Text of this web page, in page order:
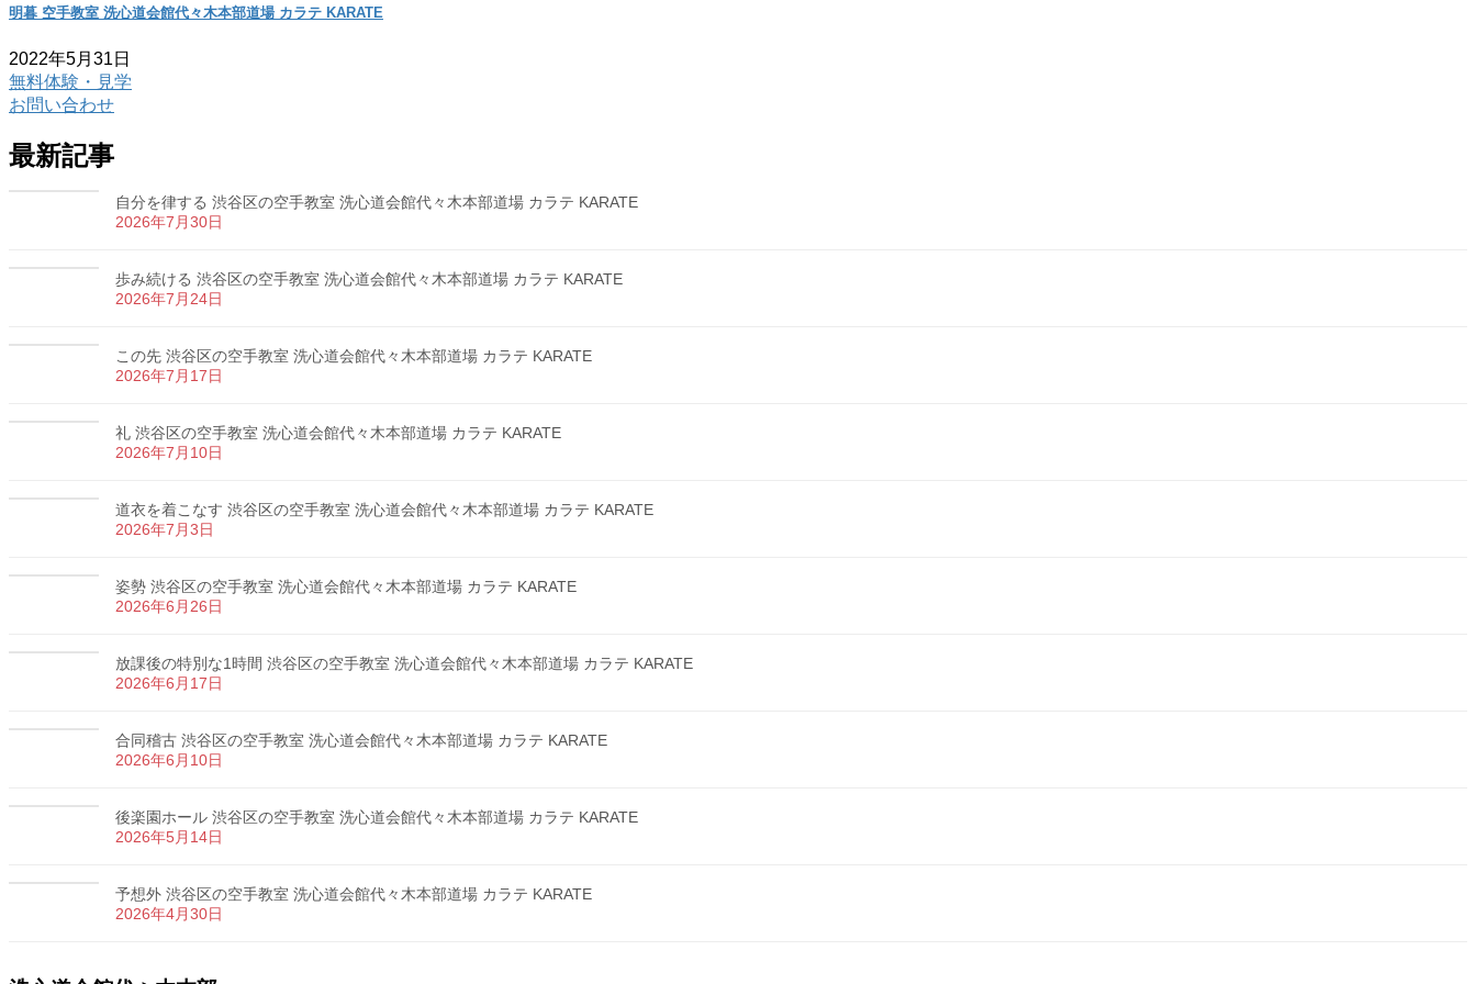
明暮 空手教室 洗心道会館代々木本部道場 カラテ KARATE
2022年5月31日
無料体験・見学
お問い合わせ
最新記事
自分を律する 渋谷区の空手教室 洗心道会館代々木本部道場 カラテ KARATE
2026年7月30日
歩み続ける 渋谷区の空手教室 洗心道会館代々木本部道場 カラテ KARATE
2026年7月24日
この先 渋谷区の空手教室 洗心道会館代々木本部道場 カラテ KARATE
2026年7月17日
礼 渋谷区の空手教室 洗心道会館代々木本部道場 カラテ KARATE
2026年7月10日
道衣を着こなす 渋谷区の空手教室 洗心道会館代々木本部道場 カラテ KARATE
2026年7月3日
姿勢 渋谷区の空手教室 洗心道会館代々木本部道場 カラテ KARATE
2026年6月26日
放課後の特別な1時間 渋谷区の空手教室 洗心道会館代々木本部道場 カラテ KARATE
2026年6月17日
合同稽古 渋谷区の空手教室 洗心道会館代々木本部道場 カラテ KARATE
2026年6月10日
後楽園ホール 渋谷区の空手教室 洗心道会館代々木本部道場 カラテ KARATE
2026年5月14日
予想外 渋谷区の空手教室 洗心道会館代々木本部道場 カラテ KARATE
2026年4月30日